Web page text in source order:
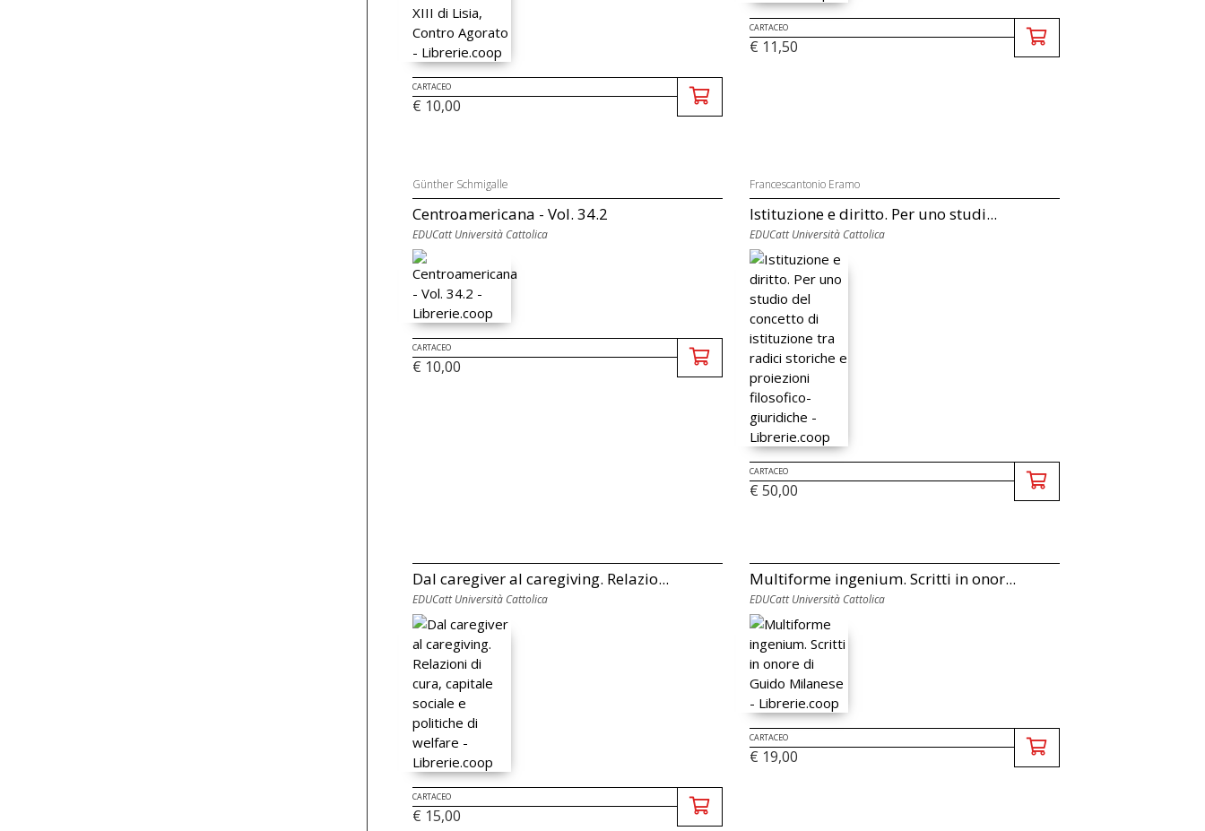
CARTACEO
€ 10,00
CARTACEO
€ 11,50
Günther Schmigalle
Centroamericana - Vol. 34.2
EDUCatt Università Cattolica
CARTACEO
€ 10,00
Francescantonio Eramo
Istituzione e diritto. Per uno studi...
EDUCatt Università Cattolica
CARTACEO
€ 50,00
Dal caregiver al caregiving. Relazio...
EDUCatt Università Cattolica
CARTACEO
€ 15,00
Multiforme ingenium. Scritti in onor...
EDUCatt Università Cattolica
CARTACEO
€ 19,00